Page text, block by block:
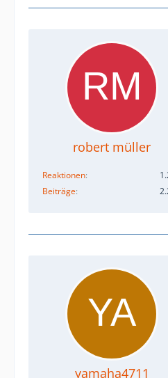
robert müller
Reaktionen
Beiträge
yamaha4711